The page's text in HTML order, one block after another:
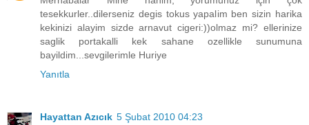
tesekkurler..dilerseniz degis tokus yapalim ben sizin harika
kekinizi alayim sizde arnavut cigeri:))olmaz mi? ellerinize
saglik portakalli kek sahane ozellikle sunumuna
bayildim...sevgilerimle Huriye
Yanıtla
Hayattan Azıcık 5 Şubat 2010 04:23